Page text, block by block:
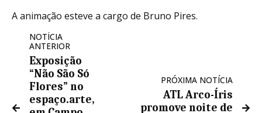
A animação esteve a cargo de Bruno Pires.
NOTÍCIA
ANTERIOR
Exposição
“Não São Só
Flores” no
espaço.arte,
PRÓXIMA NOTÍCIA
ATL Arco-Íris
promove noite de